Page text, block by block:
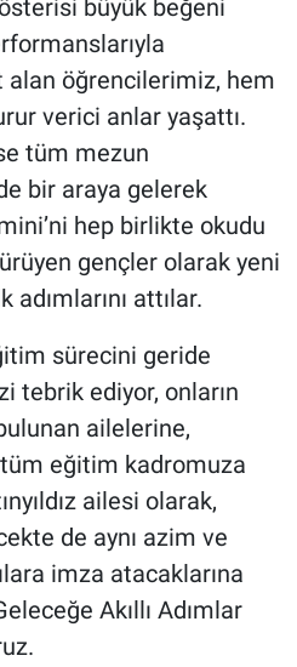
büyük beğeni
öğrencilerimiz, hem
verici anlar yaşattı.
tüm mezun
bir araya gelerek
hep birlikte okudu
gençler olarak yeni
attılar.
sürecini geride
tebrik ediyor, onların
ailelerine,
eğitim kadromuza
ailesi olarak,
de aynı azim ve
imza atacaklarına
Akıllı Adımlar